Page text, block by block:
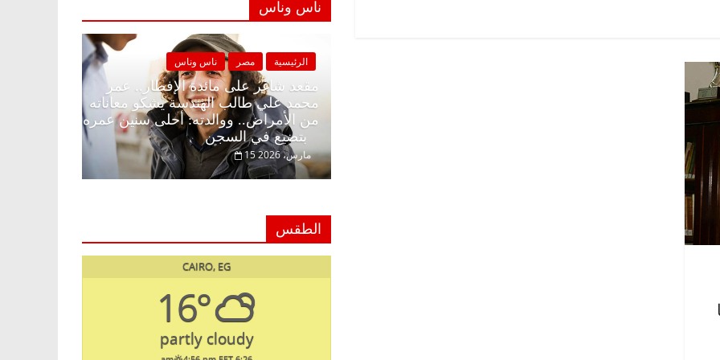
ناس وناس
الرئيسية مصر ناس وناس
مقعد شاغر على مائدة الإفطار.. عمر
محمد علي طالب الهندسة يشكو معاناته
من الأمراض.. ووالدته: أحلى سنين
بتضيع في السجن
15 مارس، 2026
مقعد شاغر على الإفطار وبلكونة بلا زينة
رمضان.. د. عبدالخالق فاروق خبير
اقتصادي في انتظار حلم الحرية ولمة
الرئيسية
شاغر على مائدة الإفطار.. يحيى
عبدالهادي فارس مقاومة
الذي دافع عن المال العام
21 فبراير، 2026
الطقس
CAIRO, EG
16°
partly cloudy